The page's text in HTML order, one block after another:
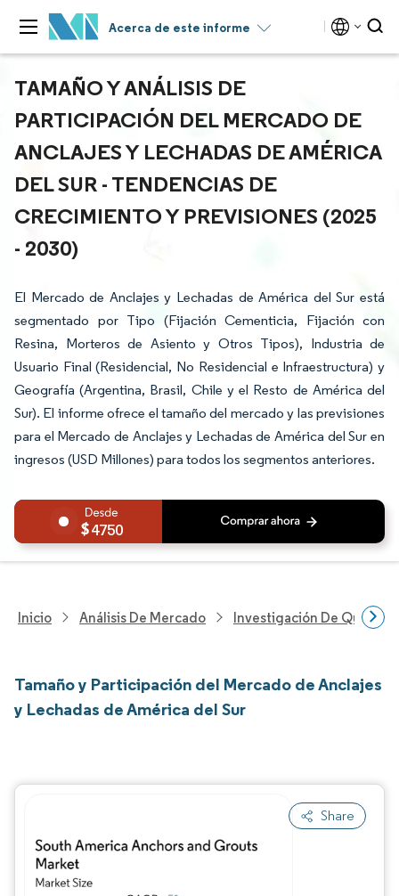
Acerca de este informe
TAMAÑO Y ANÁLISIS DE
PARTICIPACIÓN DEL MERCADO DE
ANCLAJES Y LECHADAS DE AMÉRICA
DEL SUR - TENDENCIAS DE
CRECIMIENTO Y PREVISIONES (2025
- 2030)
El Mercado de Anclajes y Lechadas de América del Sur está
segmentado por Tipo (Fijación Cementicia, Fijación con
Resina, Morteros de Asiento y Otros Tipos), Industria de
Usuario Final (Residencial, No Residencial e Infraestructura) y
Geografía (Argentina, Brasil, Chile y el Resto de América del
Sur). El informe ofrece el tamaño del mercado y las previsiones
para el Mercado de Anclajes y Lechadas de América del Sur en
ingresos (USD Millones) para todos los segmentos anteriores.
4750
Inicio Análisis De Mercado Investigación De
Tamaño y Participación del Mercado de Anclajes
y Lechadas de América del Sur
Share